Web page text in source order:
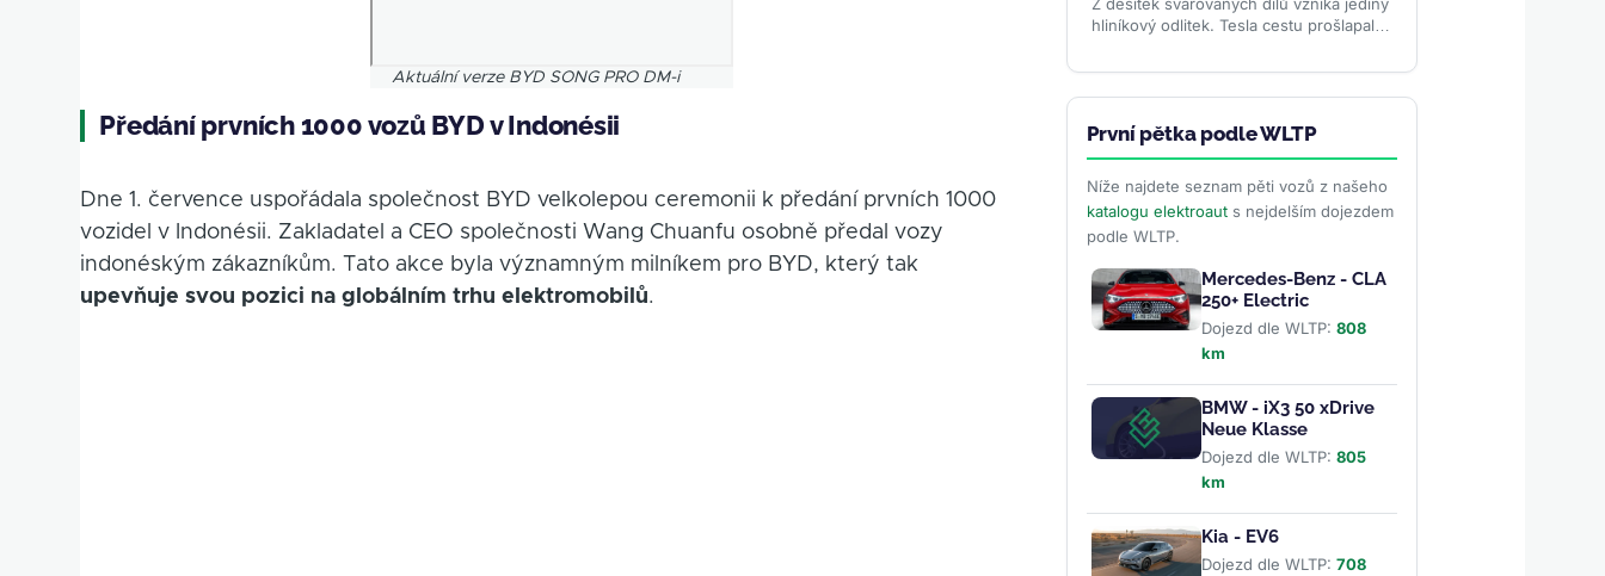
Aktuální verze BYD SONG PRO DM-i
Předání prvních 1000 vozů BYD v Indonésii
Dne 1. července uspořádala společnost BYD velkolepou ceremonii k předání prvních 1000
vozidel v Indonésii. Zakladatel a CEO společnosti Wang Chuanfu osobně předal vozy
indonéským zákazníkům. Tato akce byla významným milníkem pro BYD, který tak
upevňuje svou pozici na globálním trhu elektromobilů.
Z desítek svařovaných dílů vzniká jediný
hliníkový odlitek. Tesla cestu prošlapala,
výrobě SUV EX60 a...>>
První pětka podle WLTP
Níže najdete seznam pěti vozů z našeho
katalogu elektroauts nejdelším dojezdem
podle WLTP.
Mercedes-Benz - CLA
250+ Electric
Dojezd dle WLTP: 808
km
BMW - iX3 50 xDrive
Neue Klasse
Dojezd dle WLTP: 805
km
Kia - EV6
Dojezd dle WLTP: 708